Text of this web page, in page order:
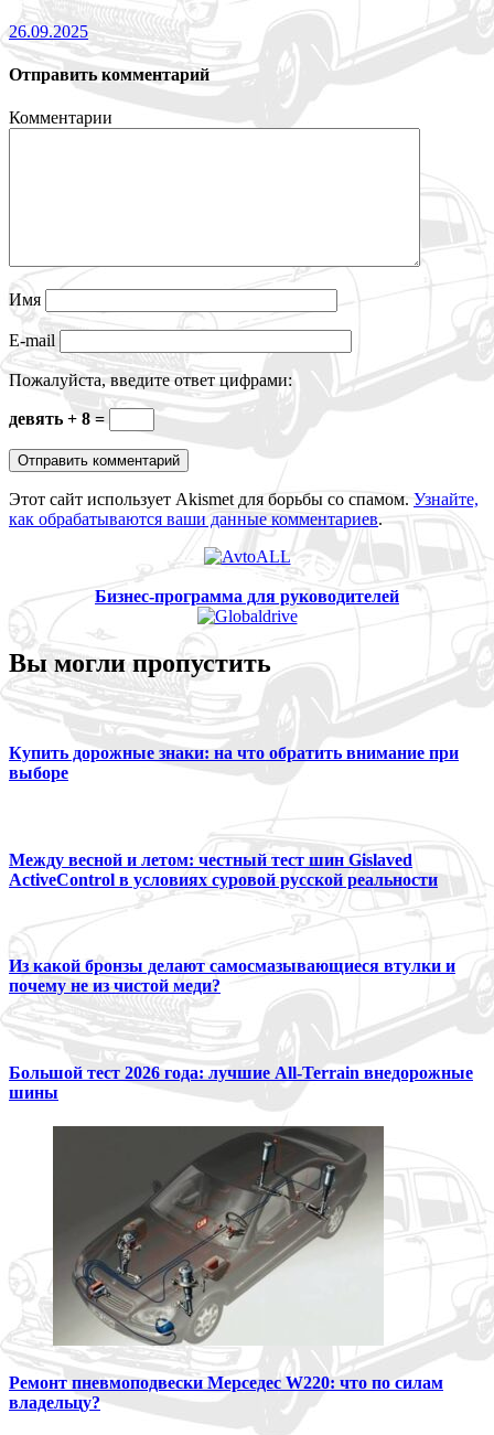
26.09.2025
Отправить комментарий
Комментарии
Имя
E-mail
Пожалуйста, введите ответ цифрами:
девять + 8 =
Этот сайт использует Akismet для борьбы со спамом. Узнайте,
как обрабатываются ваши данные комментариев.
Бизнес-программа для руководителей
Вы могли пропустить
Купить дорожные знаки: на что обратить внимание при
выборе
Между весной и летом: честный тест шин Gislaved
ActiveControl в условиях суровой русской реальности
Из какой бронзы делают самосмазывающиеся втулки и
почему не из чистой меди?
Большой тест 2026 года: лучшие All-Terrain внедорожные
шины
Ремонт пневмоподвески Мерседес W220: что по силам
владельцу?